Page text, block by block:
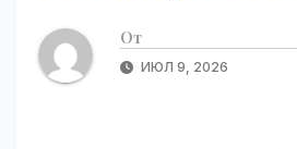
От
ИЮЛ 9, 2026